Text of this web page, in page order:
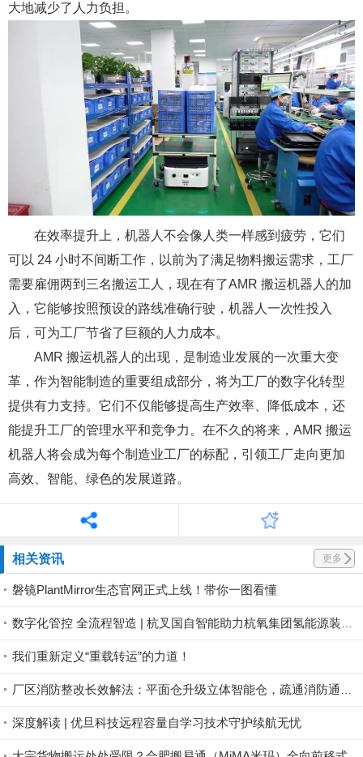
大地减少了人力负担。
在效率提升上，机器人不会像人类一样感到疲劳，它们
可以 24 小时不间断工作，以前为了满足物料搬运需求，工厂
需要雇佣两到三名搬运工人，现在有了AMR 搬运机器人的加
入，它能够按照预设的路线准确行驶，机器人一次性投入
后，可为工厂节省了巨额的人力成本。
AMR 搬运机器人的出现，是制造业发展的一次重大变
革，作为智能制造的重要组成部分，将为工厂的数字化转型
提供有力支持。它们不仅能够提高生产效率、降低成本，还
能提升工厂的管理水平和竞争力。在不久的将来，AMR 搬运
机器人将会成为每个制造业工厂的标配，引领工厂走向更加
高效、智能、绿色的发展道路。
相关资讯 更多
磐镜PlantMirror生态官网正式上线！带你一图看懂
数字化管控 全流程智造 | 杭叉国自智能助力杭氧集团氢能源装备产业基地投运
我们重新定义“重载转运”的力道！
厂区消防整改长效解法：平面仓升级立体智能仓，疏通消防通道，一步完成厂区整改
深度解读 | 优旦科技远程容量自学习技术守护续航无忧